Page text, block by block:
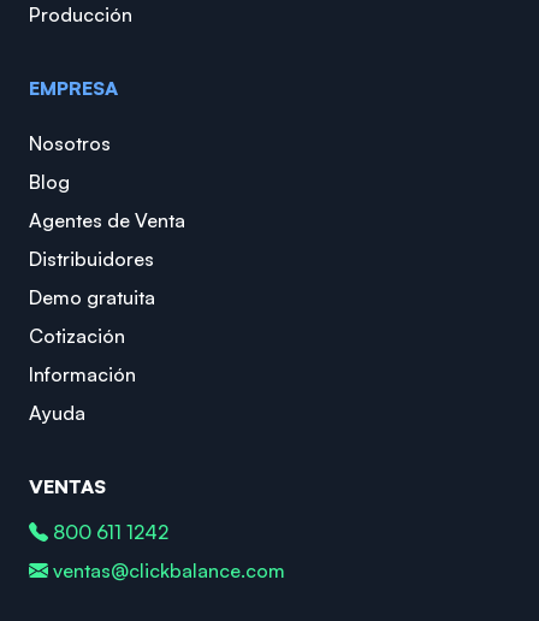
Producción
EMPRESA
Nosotros
Blog
Agentes de Venta
Distribuidores
Demo gratuita
Cotización
Información
Ayuda
VENTAS
800 611 1242
ventas@clickbalance.com